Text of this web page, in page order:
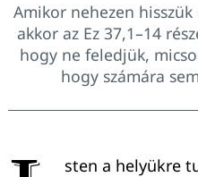
Amikor nehezen
akkor az Ez 37,1–14
hogy ne feledjük,
hogy számára
sten a helyükre